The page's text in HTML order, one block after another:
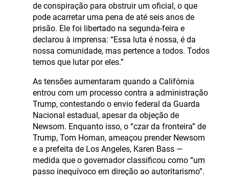
de conspiração para obstruir um oficial, o que
pode acarretar uma pena de até seis anos de
prisão. Ele foi libertado na segunda-feira e
declarou à imprensa: “Essa luta é nossa, é da
nossa comunidade, mas pertence a todos. Todos
temos que lutar por eles.”
As tensões aumentaram quando a Califórnia
entrou com um processo contra a administração
Trump, contestando o envio federal da Guarda
Nacional estadual, apesar da objeção de
Newsom. Enquanto isso, o “czar da fronteira” de
Trump, Tom Homan, ameaçou prender Newsom
e a prefeita de Los Angeles, Karen Bass —
medida que o governador classificou como “um
passo inequívoco em direção ao autoritarismo”.